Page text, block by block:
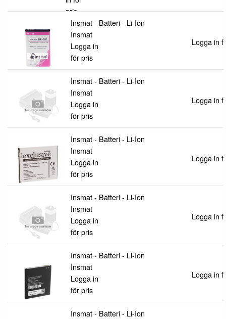
pris
Insmat - Batteri - Li-Ion
Insmat
Logga in
för pris
Logga in
Insmat - Batteri - Li-Ion
Insmat
Logga in
för pris
Logga in
Insmat - Batteri - Li-Ion
Insmat
Logga in
för pris
Logga in
Insmat - Batteri - Li-Ion
Insmat
Logga in
för pris
Logga in
Insmat - Batteri - Li-Ion
Insmat
Logga in
för pris
Logga in
Insmat - Batteri - Li-Ion